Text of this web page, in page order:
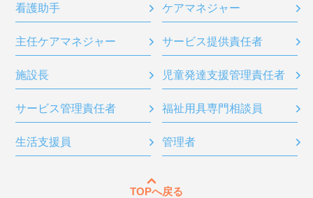
看護助手 ケアマネジャー
主任ケアマネジャー サービス提供責任者
施設長 児童発達支援管理責任者
サービス管理責任者 福祉用具専門相談員
生活支援員 管理者
TOPへ戻る